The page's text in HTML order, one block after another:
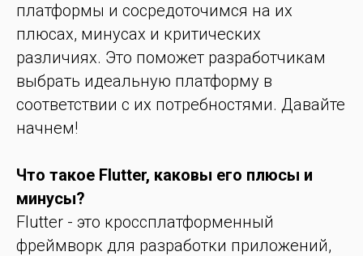
платформы и сосредоточимся на их
плюсах, минусах и критических
различиях. Это поможет разработчикам
выбрать идеальную платформу в
соответствии с их потребностями. Давайте
начнем!
Что такое Flutter, каковы его плюсы и
минусы?
Flutter - это кроссплатформенный
фреймворк для разработки приложений,